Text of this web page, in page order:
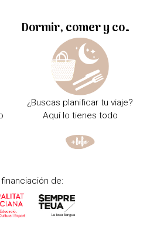
Dormir, comer y comprar
¿Buscas planificar tu viaje?
Aquí lo tienes todo
financiación de: